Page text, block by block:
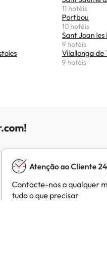
11 hotéis
Portbou
10 hotéis
Sant Joan les
9 hotéis
Vilallonga de
9 hotéis
Atenção ao Cliente
Contacte-nos a qualquer
tudo o que precisar